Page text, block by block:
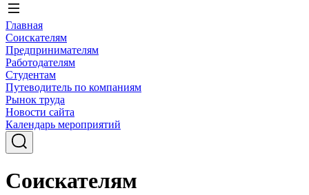
Главная
Соискателям
Предпринимателям
Работодателям
Студентам
Путеводитель по компаниям
Рынок труда
Новости сайта
Календарь мероприятий
Соискателям